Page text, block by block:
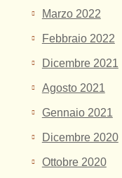
Marzo 2022
Febbraio 2022
Dicembre 2021
Agosto 2021
Gennaio 2021
Dicembre 2020
Ottobre 2020